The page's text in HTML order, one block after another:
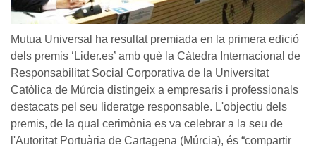
Mutua Universal ha resultat premiada en la primera edició
dels premis ‘Lider.es’ amb què la Càtedra Internacional de
Responsabilitat Social Corporativa de la Universitat
Catòlica de Múrcia distingeix a empresaris i professionals
destacats pel seu lideratge responsable. L'objectiu dels
premis, de la qual cerimònia es va celebrar a la seu de
l'Autoritat Portuària de Cartagena (Múrcia), és “compartir